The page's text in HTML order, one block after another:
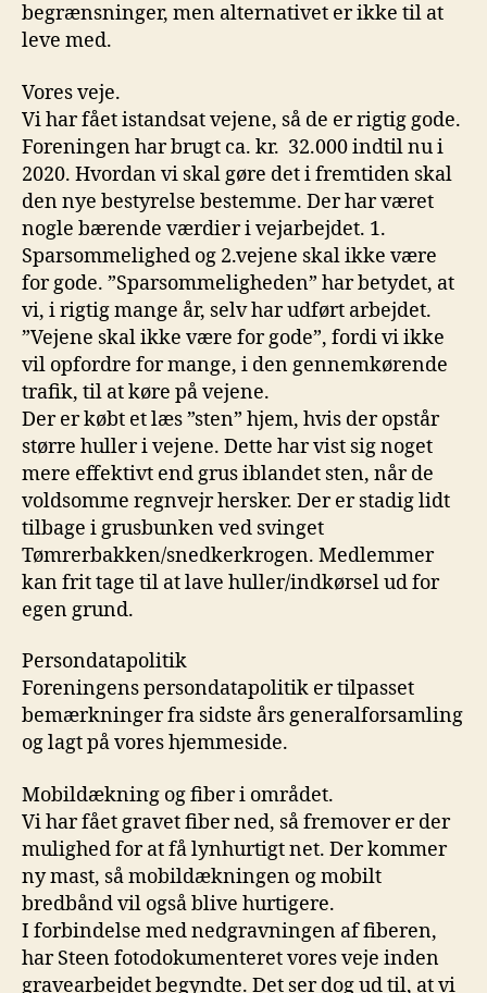
begrænsninger, men alternativet er ikke til at
leve med.
Vores veje.
Vi har fået istandsat vejene, så de er rigtig gode.
Foreningen har brugt ca. kr. 32.000 indtil nu i
2020. Hvordan vi skal gøre det i fremtiden skal
den nye bestyrelse bestemme. Der har været
nogle bærende værdier i vejarbejdet. 1.
Sparsommelighed og 2.vejene skal ikke være
for gode. ”Sparsommeligheden” har betydet, at
vi, i rigtig mange år, selv har udført arbejdet.
”Vejene skal ikke være for gode”, fordi vi ikke
vil opfordre for mange, i den gennemkørende
trafik, til at køre på vejene.
Der er købt et læs ”sten” hjem, hvis der opstår
større huller i vejene. Dette har vist sig noget
mere effektivt end grus iblandet sten, når de
voldsomme regnvejr hersker. Der er stadig lidt
tilbage i grusbunken ved svinget
Tømrerbakken/snedkerkrogen. Medlemmer
kan frit tage til at lave huller/indkørsel ud for
egen grund.
Persondatapolitik
Foreningens persondatapolitik er tilpasset
bemærkninger fra sidste års generalforsamling
og lagt på vores hjemmeside.
Mobildækning og fiber i området.
Vi har fået gravet fiber ned, så fremover er der
mulighed for at få lynhurtigt net. Der kommer
ny mast, så mobildækningen og mobilt
bredbånd vil også blive hurtigere.
I forbindelse med nedgravningen af fiberen,
har Steen fotodokumenteret vores veje inden
gravearbejdet begyndte. Det ser dog ud til, at vi